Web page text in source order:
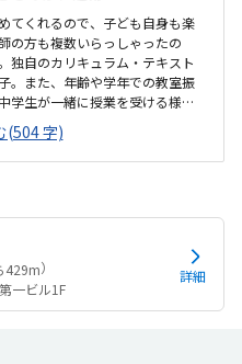
てくれるので、子ども自身も楽
の方も複数いらっしゃったの
独自のカリキュラム・テキスト
。また、年齢や学年での教室振
学生が一緒に授業を受ける様子
駅近なので、通うには便利そう
とすれ違う程度の人通りでし
自転車は駐輪場に関しては確認
ように思います。入口では靴
なっていました。回数は選択可
お話でした。料金は、プログ
高額なので、平...
(504 字)
429m）
一ビル1F
詳細